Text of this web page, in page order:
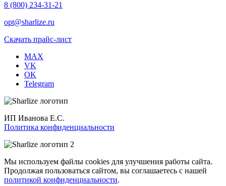
8 (800) 234-31-21
opt@sharlize.ru
Скачать прайс-лист
MAX
VK
OK
Telegram
ИП Иванова Е.С.
Политика конфиденциальности
Мы используем файлы cookies для улучшения работы сайта.
Продолжая пользоваться сайтом, вы соглашаетесь с нашей
политикой конфиденциальности.